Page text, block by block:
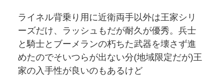
ライネル背乗り用に近衛両手以外は王家シリ
ーズだけ、ラッシュもだが耐久が優秀。兵士
と騎士とブーメランの朽ちた武器を壊さず進
めたのでそいつらが出ない分(地域限定だが)王
家の入手性が良いのもあるけど